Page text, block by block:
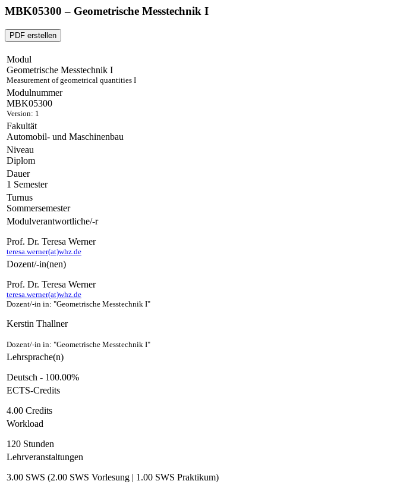
MBK05300 – Geometrische Messtechnik I
PDF erstellen
Modul
Geometrische Messtechnik I
Measurement of geometrical quantities I
Modulnummer
MBK05300
Version: 1
Fakultät
Automobil- und Maschinenbau
Niveau
Diplom
Dauer
1 Semester
Turnus
Sommersemester
Modulverantwortliche/-r
Prof. Dr. Teresa Werner
teresa.werner(at)whz.de
Dozent/-in(nen)
Prof. Dr. Teresa Werner
teresa.werner(at)whz.de
Dozent/-in in: "Geometrische Messtechnik I"
Kerstin Thallner
Dozent/-in in: "Geometrische Messtechnik I"
Lehrsprache(n)
Deutsch - 100.00%
ECTS-Credits
4.00 Credits
Workload
120 Stunden
Lehrveranstaltungen
3.00 SWS (2.00 SWS Vorlesung | 1.00 SWS Praktikum)